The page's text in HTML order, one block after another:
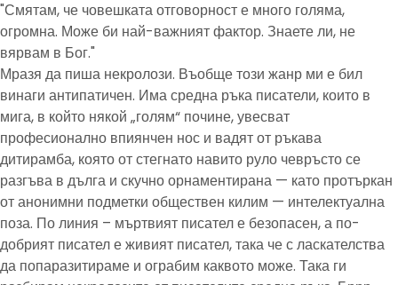
"Смятам, че човешката отговорност е много голяма,
огромна. Може би най-важният фактор. Знаете ли, не
вярвам в Бог."
Мразя да пиша некролози. Въобще този жанр ми е бил
винаги антипатичен. Има средна ръка писатели, които в
мига, в който някой „голям“ почине, увесват
професионално впиянчен нос и вадят от ръкава
дитирамба, която от стегнато навито руло чевръсто се
разгъва в дълга и скучно орнаментирана — като протъркан
от анонимни подметки обществен килим — интелектуална
поза. По линия – мъртвият писател е безопасен, а по-
добрият писател е живият писател, така че с ласкателства
да попаразитираме и ограбим каквото може. Така ги